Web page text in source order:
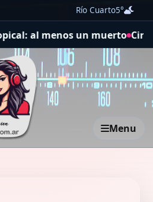
Río Cuarto5°
al menos un muerto
Menu